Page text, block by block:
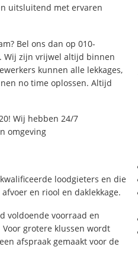
uitsluitend met ervaren
Bel ons dan op 010-
Wij zijn vrijwel altijd binnen
kunnen alle lekkages,
no time oplossen. Altijd
Wij hebben 24/7
omgeving
loodgieters en die
en riool en daklekkage.
voldoende voorraad en
grotere klussen wordt
afspraak gemaakt voor de